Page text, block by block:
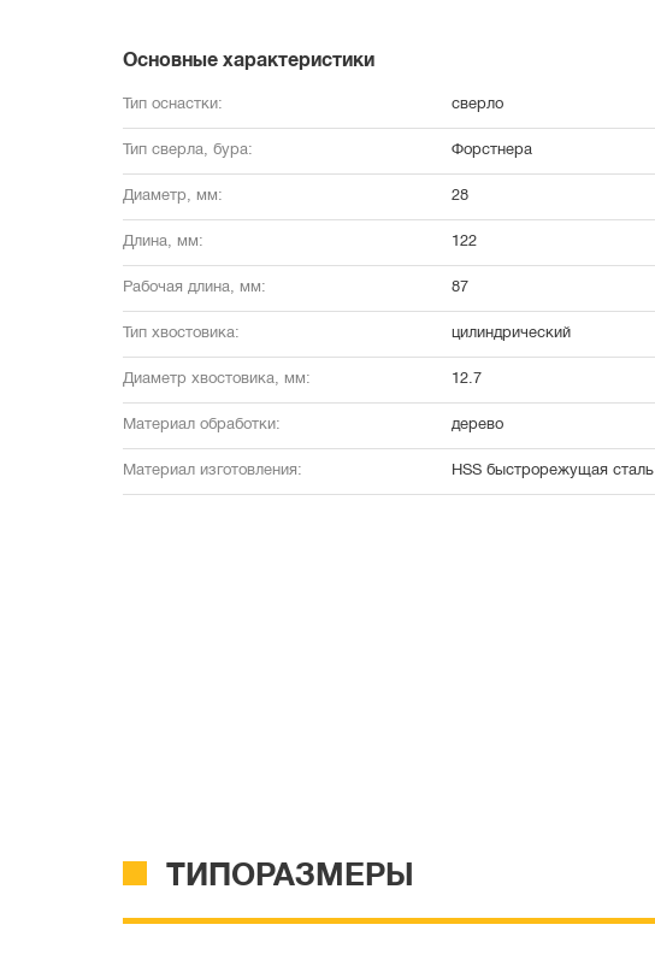
Основные характеристики
Тип оснастки: сверло
Тип сверла, бура: Форстнера
Диаметр, мм: 28
Длина, мм: 122
Рабочая длина, мм: 87
Тип хвостовика: цилиндрический
Диаметр хвостовика, мм: 12.7
Материал обработки: дерево
Материал изготовления: HSS быстрорежущая сталь
ТИПОРАЗМЕРЫ